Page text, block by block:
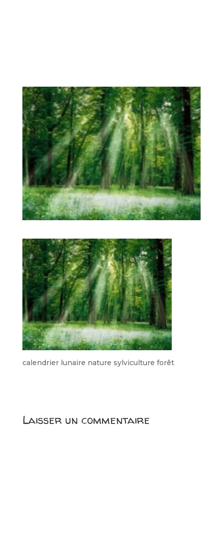
calendrier lunaire nature sylviculture forêt
Laisser un commentaire